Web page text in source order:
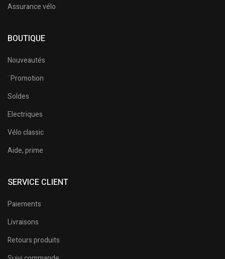
Assurance vélo
BOUTIQUE
Nouveautés
¨Promotion
Soldes
Electriques
Vélo classic
Aide, prime
SERVICE CLIENT
Paiements
Livraisons
Retours produits